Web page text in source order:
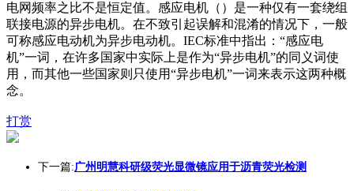
电网频率之比不是恒定值。感应电机（）是一种仅有一套绕组
联接电源的异步电机。在不致引起误解和混淆的情况下，一般
可称感应电动机为异步电动机。IEC标准中指出：“感应电
机”一词，在许多国家中实际上是作为“异步电机”的同义词使
用，而其他一些国家则只使用“异步电机”一词来表示这两种概
念。
打赏
下一篇:广州明慧科研级荧光显微镜应用于沥青荧光检测